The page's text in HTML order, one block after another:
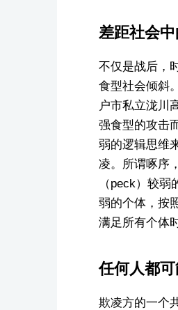
差距社会
不仅是战后，
食型社会倾斜
户市私立泷川
强食型的攻击
弱的逻辑思维
凌。所谓啄序
（peck）较
弱的个体，按
满足所有个体
任何人都
欺凌方的一个